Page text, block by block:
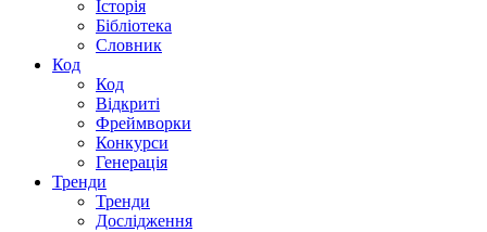
Історія
Бібліотека
Словник
Код
Код
Відкриті
Фреймворки
Конкурси
Генерація
Тренди
Тренди
Дослідження